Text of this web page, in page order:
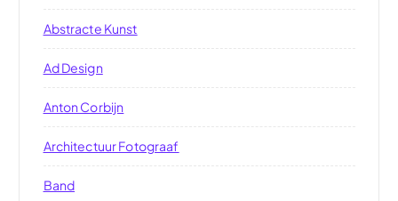
Abstracte Kunst
Ad Design
Anton Corbijn
Architectuur Fotograaf
Band